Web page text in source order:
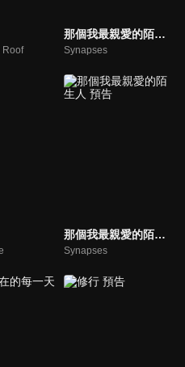
Roof
那個我最親愛的陌生人
Synapses
那個我最親愛的陌生人 預告
Synapses